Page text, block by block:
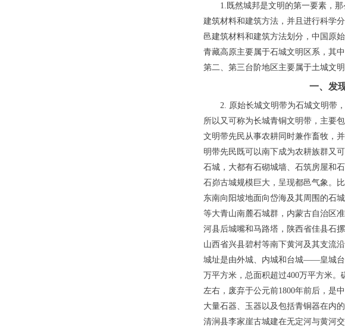
1.既然城邦是文明的第一要素，
建筑材料和建筑方法，并且进行科学
邑建筑材料和建筑方法划分，中国原
青藏高原主要属于石城文明区系，其
第二、第三台阶地区主要属于土城文
一、发
2. 原始长城文明带为石城文明带
所以又可称为长城青铜文明带，主要
文明带先民从事农耕同时兼作畜牧，
明带先民既可以南下成为农耕族群又
石城，大都有石砌城墙、石筑房屋和
石峁古城规模巨大，呈现都邑气象。
东南向阳坡地面向岱海及其周围的石
等大青山南麓石城群，内蒙古自治区
河县后城嘴和马路塔，陕西省佳县石
山西省兴县碧村等南下黄河及其支流
城址是由外城、内城和台城——皇城台
万平方米，总面积超过400万平方米
左右，废弃于公元前1800年前后，是
大量石器、玉器以及包括青铜器在内
清涧县李家崖古城建在无定河与黄河